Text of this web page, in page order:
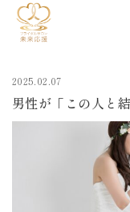
2025.02.07
男性が「この人と